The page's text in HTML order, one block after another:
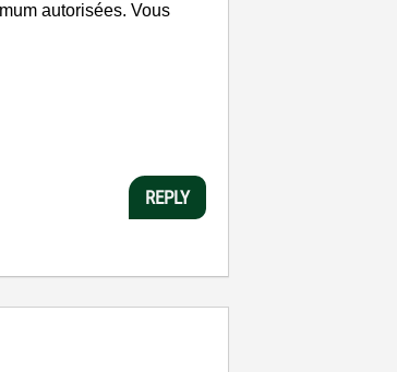
autorisées. Vous
REPLY